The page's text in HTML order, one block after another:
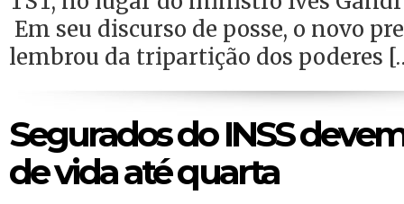
Em seu discurso de posse, o novo
lembrou da tripartição dos poderes
Segurados do INSS
de vida até quarta